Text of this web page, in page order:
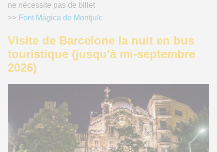
ne nécessite pas de billet
>> Font Màgica de Montjuïc
Visite de Barcelone la nuit en bus
touristique (jusqu'à mi-septembre
2026)